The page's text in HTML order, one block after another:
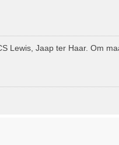
Lewis, Jaap ter Haar. Om